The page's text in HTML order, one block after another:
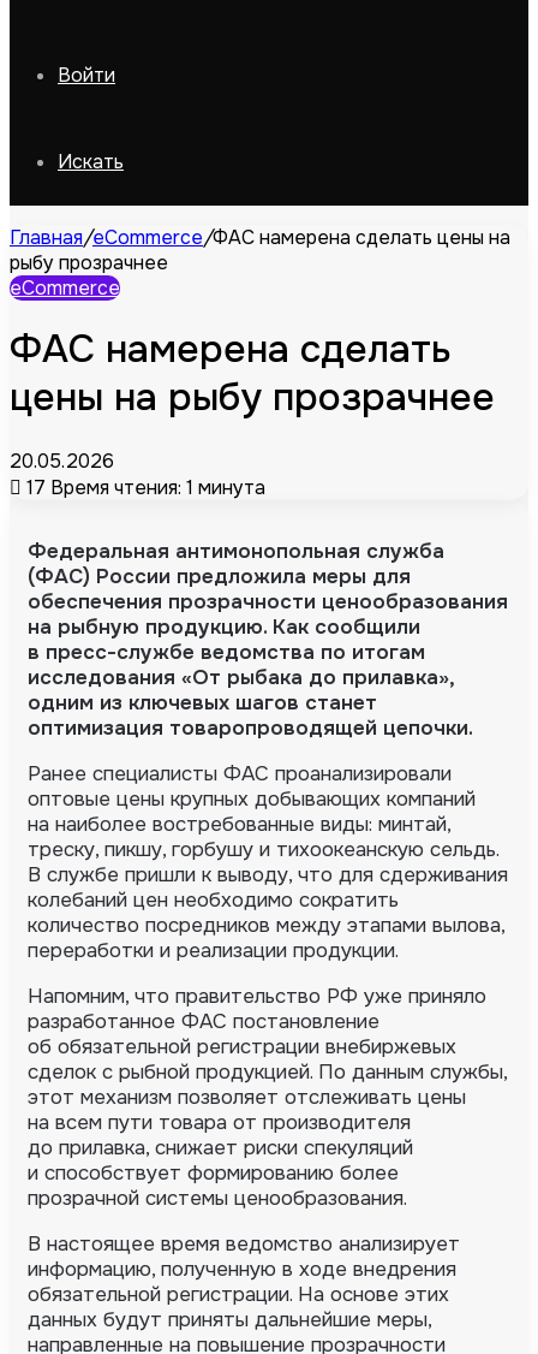
Войти
Искать
Главная/eCommerce/ФАС намерена сделать цены на
рыбу прозрачнее
eCommerce
ФАС намерена сделать
цены на рыбу прозрачнее
20.05.2026
17 Время чтения: 1 минута
Федеральная антимонопольная служба
(ФАС) России предложила меры для
обеспечения прозрачности ценообразования
на рыбную продукцию. Как сообщили
в пресс-службе ведомства по итогам
исследования «От рыбака до прилавка»,
одним из ключевых шагов станет
оптимизация товаропроводящей цепочки.
Ранее специалисты ФАС проанализировали
оптовые цены крупных добывающих компаний
на наиболее востребованные виды: минтай,
треску, пикшу, горбушу и тихоокеанскую сельдь.
В службе пришли к выводу, что для сдерживания
колебаний цен необходимо сократить
количество посредников между этапами вылова,
переработки и реализации продукции.
Напомним, что правительство РФ уже приняло
разработанное ФАС постановление
об обязательной регистрации внебиржевых
сделок с рыбной продукцией. По данным службы,
этот механизм позволяет отслеживать цены
на всем пути товара от производителя
до прилавка, снижает риски спекуляций
и способствует формированию более
прозрачной системы ценообразования.
В настоящее время ведомство анализирует
информацию, полученную в ходе внедрения
обязательной регистрации. На основе этих
данных будут приняты дальнейшие меры,
направленные на повышение прозрачности